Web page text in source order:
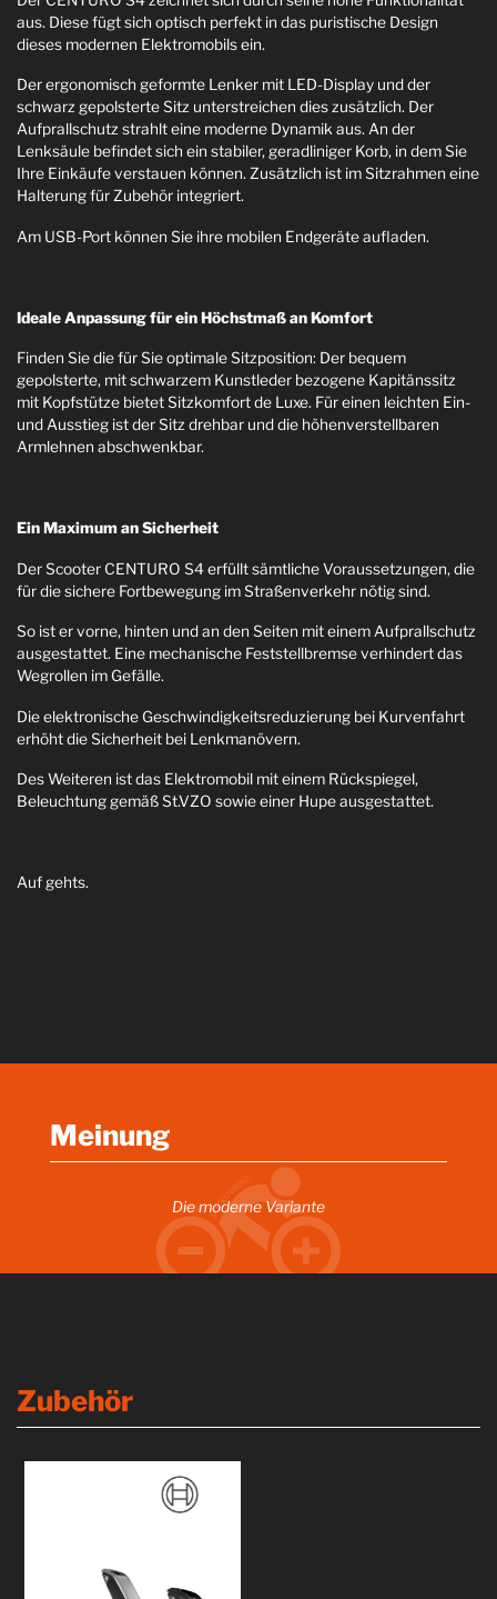
aus. Diese fügt sich optisch perfekt in das puristische Design
dieses modernen Elektromobils ein.
Der ergonomisch geformte Lenker mit LED-Display und der
schwarz gepolsterte Sitz unterstreichen dies zusätzlich. Der
Aufprallschutz strahlt eine moderne Dynamik aus. An der
Lenksäule befindet sich ein stabiler, geradliniger Korb, in dem Sie
Ihre Einkäufe verstauen können. Zusätzlich ist im Sitzrahmen eine
Halterung für Zubehör integriert.
Am USB-Port können Sie ihre mobilen Endgeräte aufladen.
Ideale Anpassung für ein Höchstmaß an Komfort
Finden Sie die für Sie optimale Sitzposition: Der bequem
gepolsterte, mit schwarzem Kunstleder bezogene Kapitänssitz
mit Kopfstütze bietet Sitzkomfort de Luxe. Für einen leichten Ein-
und Ausstieg ist der Sitz drehbar und die höhenverstellbaren
Armlehnen abschwenkbar.
Ein Maximum an Sicherheit
Der Scooter CENTURO S4 erfüllt sämtliche Voraussetzungen, die
für die sichere Fortbewegung im Straßenverkehr nötig sind.
So ist er vorne, hinten und an den Seiten mit einem Aufprallschutz
ausgestattet. Eine mechanische Feststellbremse verhindert das
Wegrollen im Gefälle.
Die elektronische Geschwindigkeitsreduzierung bei Kurvenfahrt
erhöht die Sicherheit bei Lenkmanövern.
Des Weiteren ist das Elektromobil mit einem Rückspiegel,
Beleuchtung gemäß St.VZO sowie einer Hupe ausgestattet.
Auf gehts.
Meinung
Die moderne Variante
Zubehör